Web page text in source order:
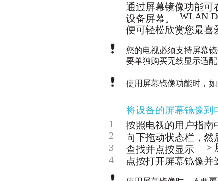
通过屏幕镜像功能可
设备屏幕。
WLAN
便可轻松欣赏您最喜
您的电视必须支持屏幕
要单独购买无线显示适
使用屏幕镜像功能时，
将设备的屏幕镜像到
1
按照电视的用户指南
2
向下拖动状态栏，然
3
查找并点按显示
>
4
点按打开屏幕镜像并